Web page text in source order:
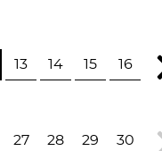
13 14 15 16
27 28 29 30